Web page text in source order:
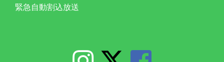
緊急自動割込放送